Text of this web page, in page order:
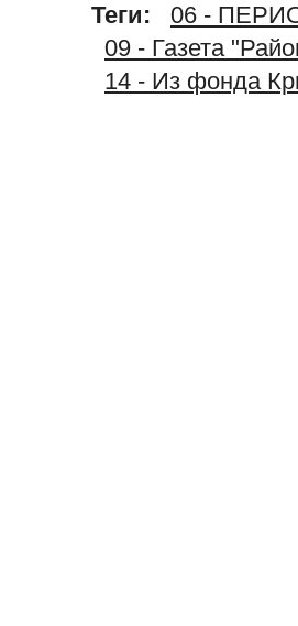
Теги:
06 -
09 - Газета
14 - Из фонда